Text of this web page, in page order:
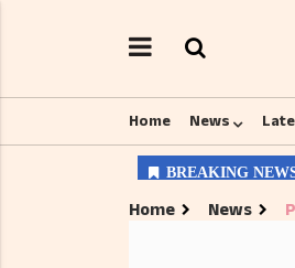
Home News
Home News